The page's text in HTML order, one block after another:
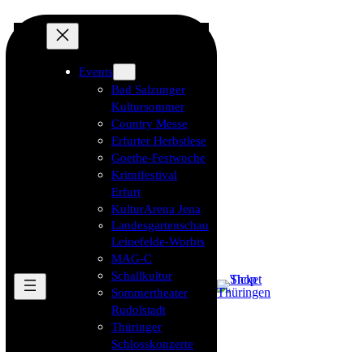
Events
Bad Salzunger
Kultursommer
Country Messe
Erfurter Herbstlese
Goethe-Festwoche
Krimifestival
Erfurt
KulturArena Jena
Landesgartenschau
Leinefelde-Worbis
MAG-C
Schallkultur
Sommertheater
Rudolstadt
Thüringer
Schlosskonzerte